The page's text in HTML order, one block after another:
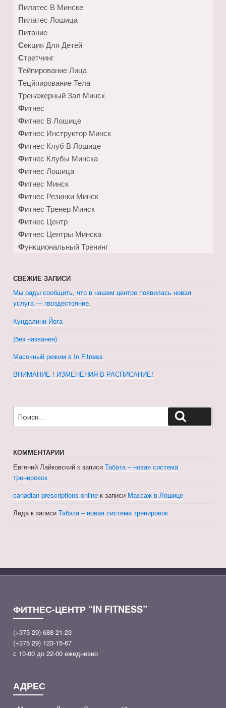
Пилатес В Минске
Пилатес Лошица
Питание
Секция Для Детей
Стретчинг
Тейпирование Лица
Тецйпирование Тела
Тренажерный Зал Минск
Фитнес
Фитнес В Лошице
Фитнес Инструктор Минск
Фитнес Клуб В Лошице
Фитнес Клубы Минска
Фитнес Лошица
Фитнес Минск
Фитнес Резинки Минск
Фитнес Тренер Минск
Фитнес Центр
Фитнес Центры Минска
Функциональный Тренинг
СВЕЖИЕ ЗАПИСИ
Мы рады сообщить, что в нашем центре появилась новая
услуга — гвоздестояние.
Кундалини-Йога
(без названия)
Масочный режим в In Fitness
ВНИМАНИЕ ! ИЗМЕНЕНИЯ В РАСПИСАНИЕ!
КОММЕНТАРИИ
Евгений Лайковский к записиТабата – новая система
тренировок
canadian prescriptions online к записи Массаж в Лошице
Лидак записиТабата – новая система тренировок
ФИТНЕС-ЦЕНТР “IN FITNESS”
(+375 29) 688-21-23
(+375 29) 123-15-67
с 10-00 до 22-00 ежедневно
АДРЕС